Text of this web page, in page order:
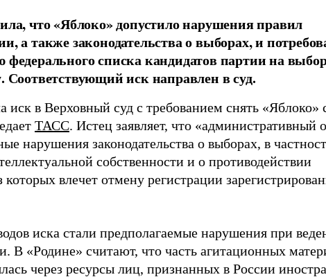
что «Яблоко» допустило нарушения правил
а также законодательства о выборах, и
федерального списка кандидатов партии на
Соответствующий иск направлен в суд.
иск в Верховный суд с требованием снять «Яблоко»
ТАСС. Истец заявляет, что «административный
нарушения законодательства о выборах, в
собственности и о противодействии
влечет отмену регистрации
иска стали предполагаемые нарушения при
В «Родине» считают, что часть агитационных
через ресурсы лиц, признанных в России